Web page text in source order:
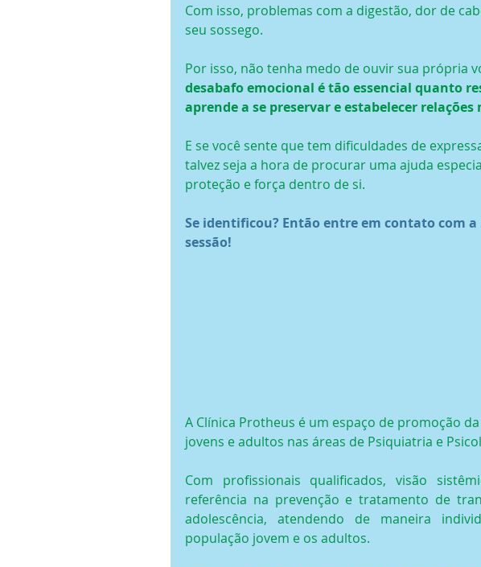
Com isso, problemas com a digestão, dor de
seu sossego.
Por isso, não tenha medo de ouvir sua própria
desabafo emocional é tão essencial quanto
aprende a se preservar e estabelecer
E se você sente que tem dificuldades de
talvez seja a hora de procurar uma ajuda
proteção e força dentro de si.
Se identificou? Então entre em contato com a
sessão!
A Clínica Protheus é um espaço de promoção
jovens e adultos nas áreas de Psiquiatria e
Com profissionais qualificados, visão
referência na prevenção e tratamento de
adolescência, atendendo de maneira
população jovem e os adultos.